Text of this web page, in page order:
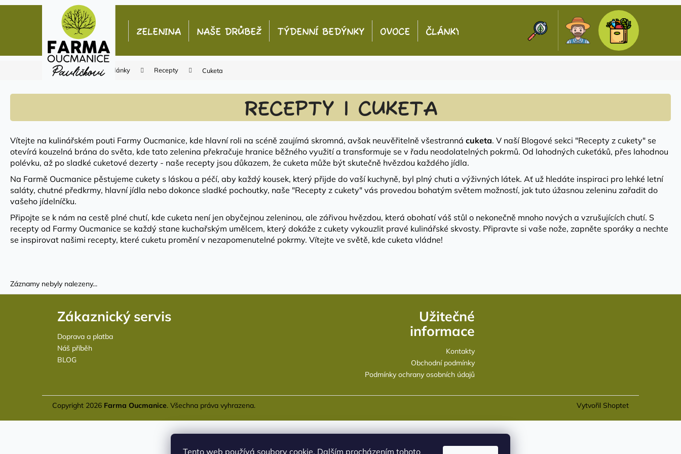
Tento web používá soubory cookie. Dalším procházením tohoto
ZELENINA NAŠE DRŮBEŽ TÝDENNÍ BEDÝNKY OVOCE ČLÁNKY
Hledat
Přihlášení
Nákupní
Domů Články Recepty Cuketa
RECEPTY | CUKETA
Vítejte na kulinářském pouti Farmy Oucmanice, kde hlavní roli na scéně zaujímá skromná, avšak neuvěřitelně všestranná cuketa. V naší Blogové sekci "Recepty z cukety" se
otevírá kouzelná brána do světa, kde tato zelenina překračuje hranice běžného využití a transformuje se v řadu neodolatelných pokrmů. Od lahodných cukeťáků, přes lahodnou
polévku, až po sladké cuketové dezerty - naše recepty jsou důkazem, že cuketa může být skutečně hvězdou každého jídla.
Na Farmě Oucmanice pěstujeme cukety s láskou a péčí, aby každý kousek, který přijde do vaší kuchyně, byl plný chuti a výživných látek. Ať už hledáte inspiraci pro lehké letní
saláty, chutné předkrmy, hlavní jídla nebo dokonce sladké pochoutky, naše "Recepty z cukety" vás provedou bohatým světem možností, jak tuto úžasnou zeleninu zařadit do
vašeho jídelníčku.
Připojte se k nám na cestě plné chutí, kde cuketa není jen obyčejnou zeleninou, ale zářivou hvězdou, která obohatí váš stůl o nekonečně mnoho nových a vzrušujících chutí. S
recepty od Farmy Oucmanice se každý stane kuchařským umělcem, který dokáže z cukety vykouzlit pravé kulinářské skvosty. Připravte si vaše nože, zapněte sporáky a nechte
se inspirovat našimi recepty, které cuketu promění v nezapomenutelné pokrmy. Vítejte ve světě, kde cuketa vládne!
Záznamy nebyly nalezeny...
K
k
obchodu
obchodu
Co potřebujete najít?
HLEDAT
Zákaznický servis
Doprava a platba
Náš příběh
BLOG
Užitečné
informace
Kontakty
Obchodní podmínky
Podmínky ochrany osobních údajů
Vytvořil Shoptet
Copyright 2026 Farma Oucmanice. Všechna práva vyhrazena.